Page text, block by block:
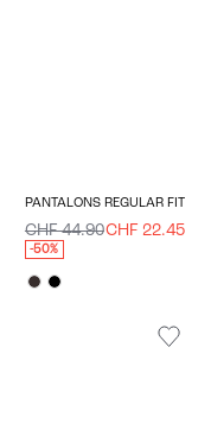
PANTALONS REGULAR FIT
CHF 44.90CHF 22.45
-50%